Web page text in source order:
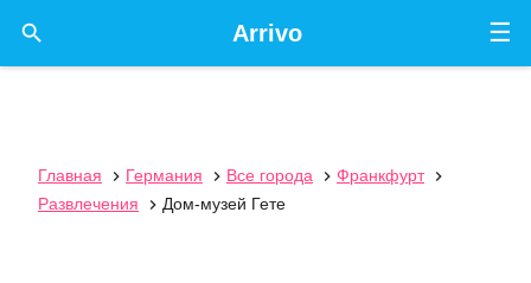
☰
Arrivo

Главная  Германия  Все города  Франкфурт

Развлечения
 Дом-музей Гете